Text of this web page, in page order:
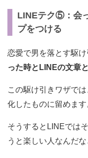
LINEテク⑤：会
プをつける
恋愛で男を落とす駆
った時とLINEの文章
この駆け引きワザで
化したものに留めます
そうするとLINEでは
うと楽しい人なんだ